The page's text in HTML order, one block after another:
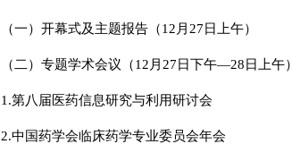
（一）开幕式及主题报告（12月27日上午）
（二）专题学术会议（12月27日下午—28日上午）
1.第八届医药信息研究与利用研讨会
2.中国药学会临床药学专业委员会年会